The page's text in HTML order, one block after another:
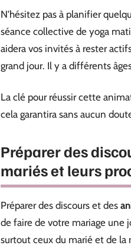
N’hésitez pas à planifier
séance collective de yoga
aidera vos invités à rester
grand jour. Il y a différents
La clé pour réussir cette
cela garantira sans aucun
Préparer des
mariés et leurs
Préparer des discours et des
de faire de votre mariage une
surtout ceux du marié et de la